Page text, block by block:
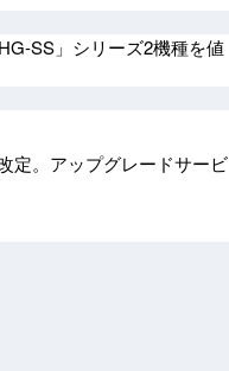
SS」シリーズ2機種を値
定。アップグレードサービ